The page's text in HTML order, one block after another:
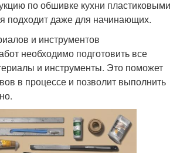
по обшивке кухни пластиковыми
подходит даже для начинающих.
и инструментов
необходимо подготовить все
и инструменты. Это поможет
в процессе и позволит выполнить